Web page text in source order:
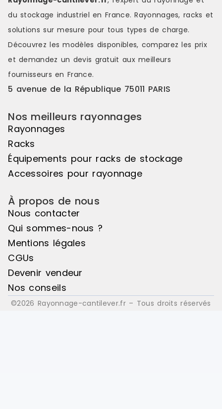
du stockage industriel en France. Rayonnages, racks et
solutions sur mesure pour tous types de charge.
Découvrez les modèles disponibles, comparez les prix
et demandez un devis gratuit aux meilleurs
fournisseurs en France.
5 avenue de la République 75011 PARIS
Nos meilleurs rayonnages
Rayonnages
Racks
Équipements pour racks de stockage
Accessoires pour rayonnage
À propos de nous
Nous contacter
Qui sommes-nous ?
Mentions légales
CGUs
Devenir vendeur
Nos conseils
©2026 Rayonnage-cantilever.fr – Tous droits réservés